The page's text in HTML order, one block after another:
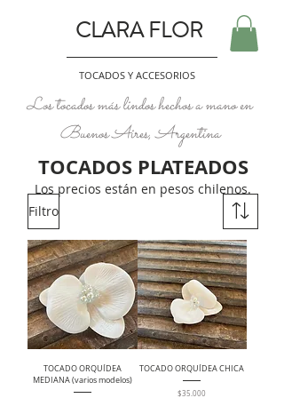
CLARA FLOR
TOCADOS Y ACCESORIOS
Los tocados más lindos hechos a mano en
Buenos Aires, Argentina
TOCADOS PLATEADOS
Filtro
TOCADO ORQUÍDEA
MEDIANA (varios modelos)
TOCADO ORQUÍDEA CHICA
Precio
$35.000
Los precios están en pesos chilenos.​